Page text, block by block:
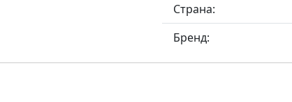
Страна:
Бренд: